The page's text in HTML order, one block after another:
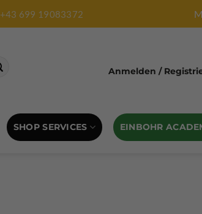
+43 699 19083372
Anmelden /
SHOP SERVICES EINBOHR